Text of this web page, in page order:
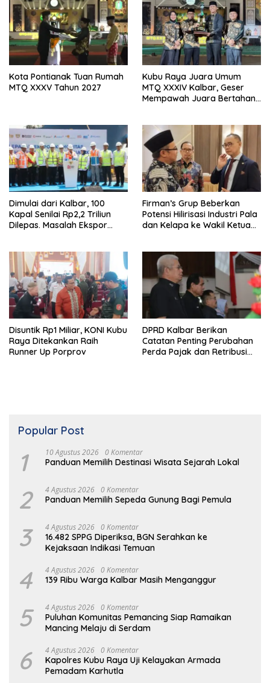
Kota Pontianak Tuan Rumah
MTQ XXXV Tahun 2027
Kubu Raya Juara Umum
MTQ XXXIV Kalbar, Geser
Mempawah Juara Bertahan
Dimulai dari Kalbar, 100
Kapal Senilai Rp2,2 Triliun
Dilepas. Masalah Ekspor
Firman’s Grup Beberkan
Potensi Hilirisasi Industri Pala
dan Kelapa ke Wakil Ketua
Disuntik Rp1 Miliar, KONI Kubu
Raya Ditekankan Raih
Runner Up Porprov
DPRD Kalbar Berikan
Catatan Penting Perubahan
Perda Pajak dan Retribusi
Popular Post
1 10 Agustus 2026 0 Komentar
Panduan Memilih Destinasi Wisata Sejarah Lokal
2 4 Agustus 2026 0 Komentar
Panduan Memilih Sepeda Gunung Bagi Pemula
3 4 Agustus 2026 0 Komentar
16.482 SPPG Diperiksa, BGN Serahkan ke
Kejaksaan Indikasi Temuan
4 4 Agustus 2026 0 Komentar
139 Ribu Warga Kalbar Masih Menganggur
5 4 Agustus 2026 0 Komentar
Puluhan Komunitas Pemancing Siap Ramaikan
Mancing Melaju di Serdam
6 4 Agustus 2026 0 Komentar
Kapolres Kubu Raya Uji Kelayakan Armada
Pemadam Karhutla